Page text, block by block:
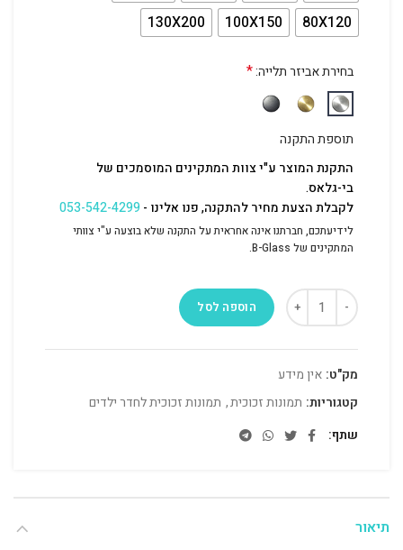
80X120
100X150
130X200
בחירת אביזר תלייה:*
תוספת התקנה
התקנת המוצר ע"י צוות המתקינים המוסמכים של
בי-גלאס.
לקבלת הצעת מחיר להתקנה, פנו אלינו -053-542-4299
לידיעתכם, חברתנו אינה אחראית על התקנה שלא בוצעה ע"י צוותי
המתקינים של B-Glass.
הוספה לסל
מק"ט: אין מידע
קטגוריות: תמונות זכוכית, תמונות זכוכית לחדר ילדים
שתף
תיאור